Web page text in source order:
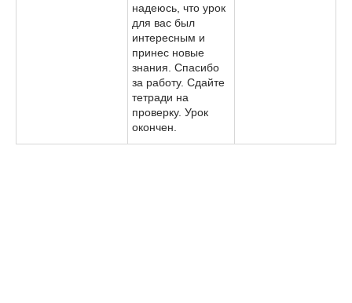
надеюсь, что урок
для вас был
интересным и
принес новые
знания. Спасибо
за работу. Сдайте
тетради на
проверку. Урок
окончен.